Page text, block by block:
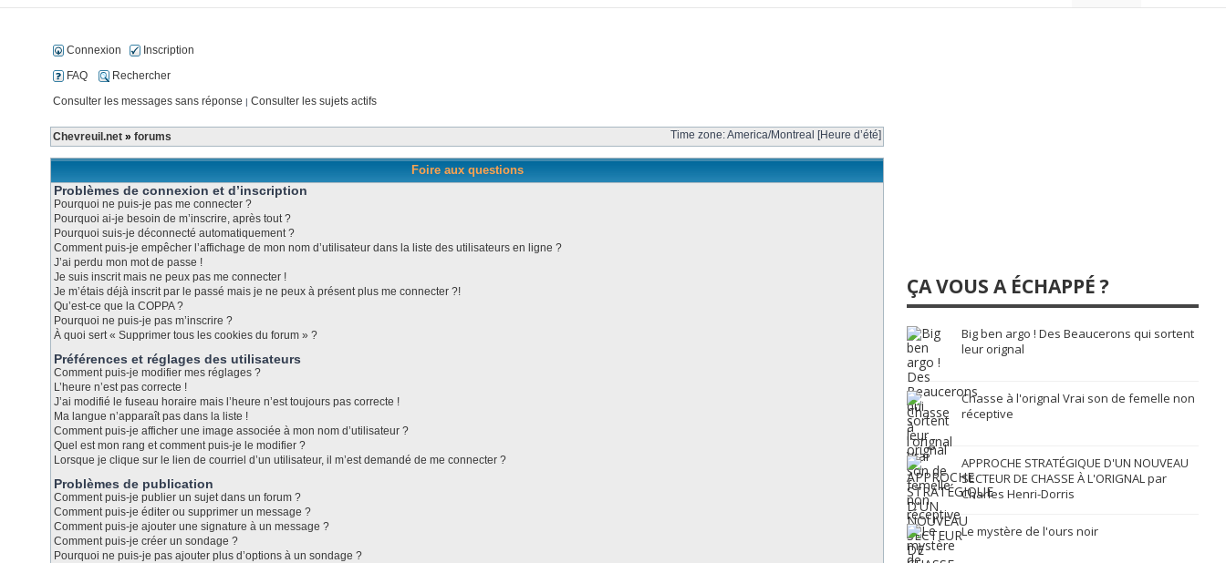
Connexion
Inscription
FAQ
Rechercher
Consulter les messages sans réponse | Consulter les sujets actifs
Chevreuil.net » forums Time zone: America/Montreal [Heure d’été]
Foire aux questions
Problèmes de connexion et d’inscription
Pourquoi ne puis-je pas me connecter ?
Pourquoi ai-je besoin de m’inscrire, après tout ?
Pourquoi suis-je déconnecté automatiquement ?
Comment puis-je empêcher l’affichage de mon nom d’utilisateur dans la liste des utilisateurs en ligne ?
J’ai perdu mon mot de passe !
Je suis inscrit mais ne peux pas me connecter !
Je m’étais déjà inscrit par le passé mais je ne peux à présent plus me connecter ?!
Qu’est-ce que la COPPA ?
Pourquoi ne puis-je pas m’inscrire ?
À quoi sert « Supprimer tous les cookies du forum » ?
Préférences et réglages des utilisateurs
Comment puis-je modifier mes réglages ?
L’heure n’est pas correcte !
J’ai modifié le fuseau horaire mais l’heure n’est toujours pas correcte !
Ma langue n’apparaît pas dans la liste !
Comment puis-je afficher une image associée à mon nom d’utilisateur ?
Quel est mon rang et comment puis-je le modifier ?
Lorsque je clique sur le lien de courriel d’un utilisateur, il m’est demandé de me connecter ?
Problèmes de publication
Comment puis-je publier un sujet dans un forum ?
Comment puis-je éditer ou supprimer un message ?
Comment puis-je ajouter une signature à un message ?
Comment puis-je créer un sondage ?
Pourquoi ne puis-je pas ajouter plus d’options à un sondage ?
ÇA VOUS A ÉCHAPPÉ ?
Big ben argo ! Des Beaucerons qui sortent
leur orignal
Chasse à l'orignal Vrai son de femelle non
réceptive
APPROCHE STRATÉGIQUE D'UN NOUVEAU
SECTEUR DE CHASSE À L'ORIGNAL par
Charles Henri-Dorris
Le mystère de l'ours noir